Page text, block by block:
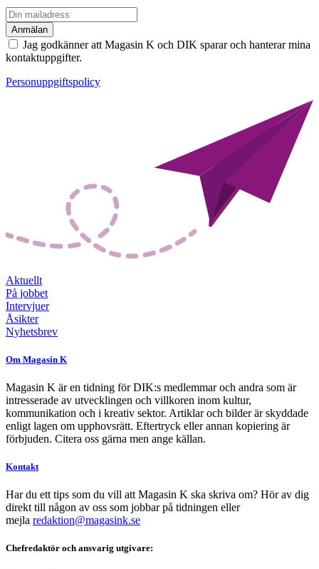
Jag godkänner att Magasin K och DIK sparar och hanterar mina
kontaktuppgifter.
Personuppgiftspolicy
Aktuellt
På jobbet
Intervjuer
Åsikter
Nyhetsbrev
Om Magasin K
Magasin K är en tidning för DIK:s medlemmar och andra som är
intresserade av utvecklingen och villkoren inom kultur,
kommunikation och i kreativ sektor. Artiklar och bilder är skyddade
enligt lagen om upphovsrätt. Eftertryck eller annan kopiering är
förbjuden. Citera oss gärna men ange källan.
Kontakt
Har du ett tips som du vill att Magasin K ska skriva om? Hör av dig
direkt till någon av oss som jobbar på tidningen eller
mejla redaktion@magasink.se
Chefredaktör och ansvarig utgivare: